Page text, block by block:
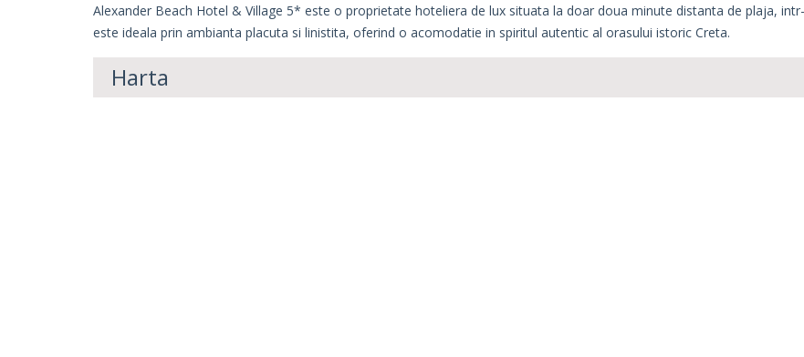
Alexander Beach Hotel & Village 5* este o proprietate hoteliera de lux situata la doar doua minute distanta de plaja,
este ideala prin ambianta placuta si linistita, oferind o acomodatie in spiritul autentic al orasului istoric Creta.
Harta